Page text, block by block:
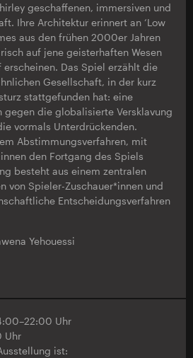
geschaffenen, immersiven und
Ihre Architektur erinnert an ‘Low
aus den frühen 2000er Jahren
auf jene geisterhaften Wesen
Das Spiel erzählt die
Gesellschaft, in der kurz
stattgefunden hat: eine
gegen die globalisierte Versklavung
vormals Unterdrückenden.
Abstimmungsverfahren, mit
den Fortgang des Spiels
besteht aus einem zentralen
von Spieler-Zuschauer*innen und
Entscheidungsverfahren
Yehouessi
Uhr
Uhr
ist: